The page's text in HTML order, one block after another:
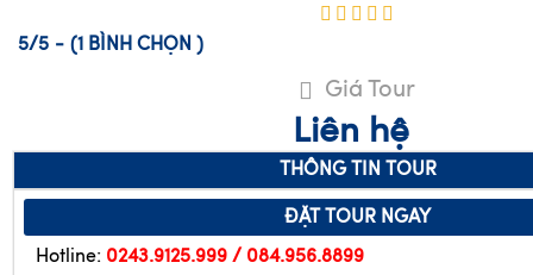
5/5 - (1 BÌNH CHỌN )
Giá Tour
Liên hệ
THÔNG TIN TOUR
ĐẶT TOUR NGAY
Hotline: 0243.9125.999 / 084.956.8899